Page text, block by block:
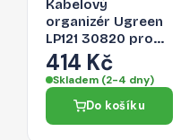
Kabelový
organizér Ugreen
LP121 30820 pro
kabely - černá
414 Kč
Skladem (2-4 dny)
Do košíku